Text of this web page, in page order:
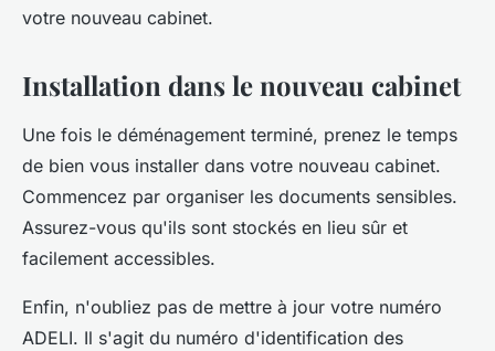
votre nouveau cabinet.
Installation dans le nouveau cabinet
Une fois le déménagement terminé, prenez le temps
de bien vous installer dans votre nouveau cabinet.
Commencez par organiser les documents sensibles.
Assurez-vous qu'ils sont stockés en lieu sûr et
facilement accessibles.
Enfin, n'oubliez pas de mettre à jour votre numéro
ADELI. Il s'agit du numéro d'identification des